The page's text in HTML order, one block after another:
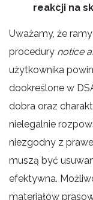
reakcji na
Uważamy, że
procedury notice
użytkownika
dookreślone w
dobra oraz
nielegalnie
niezgodny z
muszą być
efektywna.
materiałów